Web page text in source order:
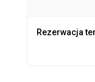
Rezerwacja